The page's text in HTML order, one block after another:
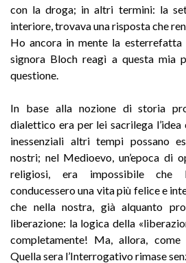
con la droga; in altri termini: la
interiore, trovava una risposta che
Ho ancora in mente la esterrefatta
signora Bloch reagì a questa mia
questione.
In base alla nozione di storia
dialettico era per lei sacrilega
inessenziali altri tempi possano
nostri; nel Medioevo, un’epoca di
religiosi, era impossibile che
conducessero una vita più felice e
che nella nostra, già alquanto
liberazione: la logica della
completamente! Ma, allora, come
Quella sera l’Interrogativo rimase